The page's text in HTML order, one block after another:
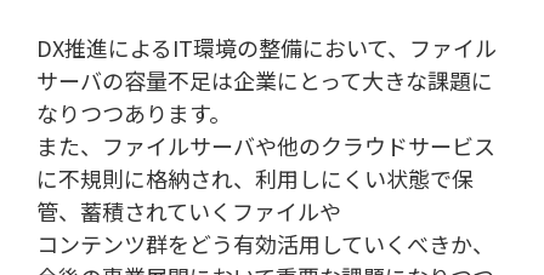
DX推進によるIT環境の整備において、ファイル
サーバの容量不足は企業にとって大きな課題に
なりつつあります。
また、ファイルサーバや他のクラウドサービス
に不規則に格納され、利用しにくい状態で保
管、蓄積されていくファイルや
コンテンツ群をどう有効活用していくべきか、